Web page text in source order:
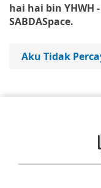
hai hai bin YHWH
SABDASpace.
Aku Tidak